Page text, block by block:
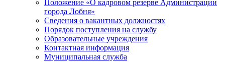
Положение «О кадровом резерве Администрации
города Лобня»
Сведения о вакантных должностях
Порядок поступления на службу
Образовательные учреждения
Контактная информация
Муниципальная служба